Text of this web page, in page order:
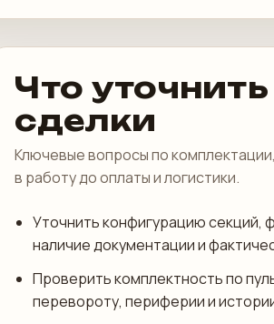
Что
сделки
Ключевые вопросы по
в работу до оплаты и логистики.
Уточнить конфигурацию секций,
наличие документации и
Проверить комплектность по
перевороту, периферии и